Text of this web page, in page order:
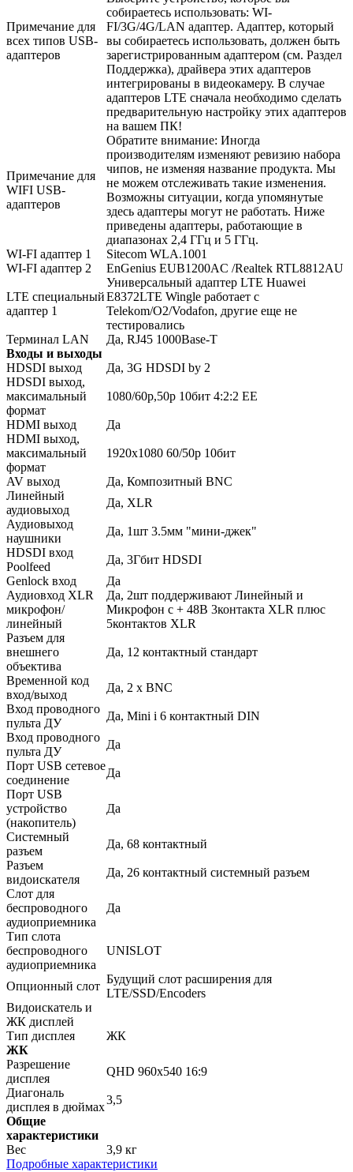
Примечание для
всех типов USB-
адаптеров
собираетесь использовать: WI-
FI/3G/4G/LAN адаптер. Адаптер, который
вы собираетесь использовать, должен быть
зарегистрированным адаптером (см. Раздел
Поддержка), драйвера этих адаптеров
интегрированы в видеокамеру. В случае
адаптеров LTE сначала необходимо сделать
предварительную настройку этих адаптеров
на вашем ПК!
Примечание для
WIFI USB-
адаптеров
Обратите внимание: Иногда
производителям изменяют ревизию набора
чипов, не изменяя название продукта. Мы
не можем отслеживать такие изменения.
Возможны ситуации, когда упомянутые
здесь адаптеры могут не работать. Ниже
приведены адаптеры, работающие в
диапазонах 2,4 ГГц и 5 ГГц.
WI-FI адаптер 1
Sitecom WLA.1001
WI-FI адаптер 2
EnGenius EUB1200AC /Realtek RTL8812AU
LTE специальный
адаптер 1
Универсальный адаптер LTE Huawei
E8372LTE Wingle работает с
Telekom/O2/Vodafon, другие еще не
тестировались
Терминал LAN
Да, RJ45 1000Base-T
Входы и выходы
HDSDI выход
Да, 3G HDSDI by 2
HDSDI выход,
максимальный
формат
1080/60p,50p 10бит 4:2:2 EE
HDMI выход
Да
HDMI выход,
максимальный
формат
1920x1080 60/50p 10бит
AV выход
Да, Композитный BNC
Линейный
аудиовыход
Да, XLR
Аудиовыход
наушники
Да, 1шт 3.5мм "мини-джек"
HDSDI вход
Poolfeed
Да, 3Гбит HDSDI
Genlock вход
Да
Аудиовход XLR
микрофон/
линейный
Да, 2шт поддерживают Линейный и
Микрофон с + 48В 3контакта XLR плюс
5контактов XLR
Разъем для
внешнего
объектива
Да, 12 контактный стандарт
Временной код
вход/выход
Да, 2 x BNC
Вход проводного
пульта ДУ
Да, Mini i 6 контактный DIN
Вход проводного
пульта ДУ
Да
Порт USB сетевое
соединение
Да
Порт USB
устройство
(накопитель)
Да
Системный
разъем
Да, 68 контактный
Разъем
видоискателя
Да, 26 контактный системный разъем
Слот для
беспроводного
аудиоприемника
Да
Тип слота
беспроводного
аудиоприемника
UNISLOT
Опционный слот
Будущий слот расширения для
LTE/SSD/Encoders
Видоискатель и
ЖК дисплей
Тип дисплея
ЖК
ЖК
Разрешение
дисплея
QHD 960x540 16:9
Диагональ
дисплея в дюймах
3,5
Общие
характеристики
Вес
3,9 кг
Подробные характеристики